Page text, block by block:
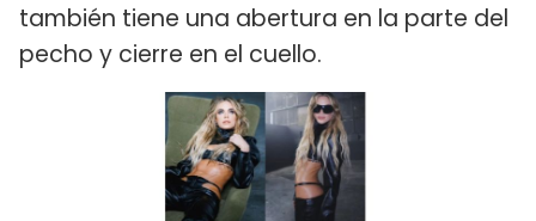
también tiene una abertura en la parte del
pecho y cierre en el cuello.